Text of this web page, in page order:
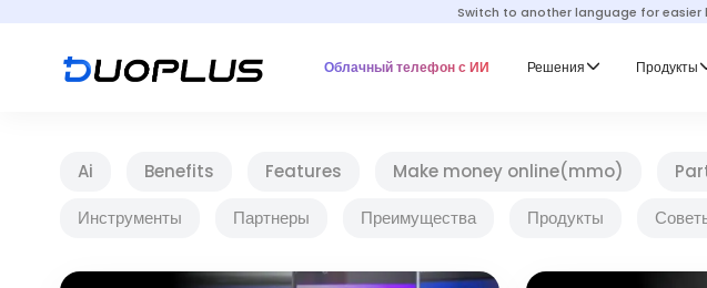
Switch to another language for easier
Облачный телефон с ИИ Решения Продукты
Ai Benefits Features Make money online(mmo)
Инструменты
Партнеры Преимущества Продукты